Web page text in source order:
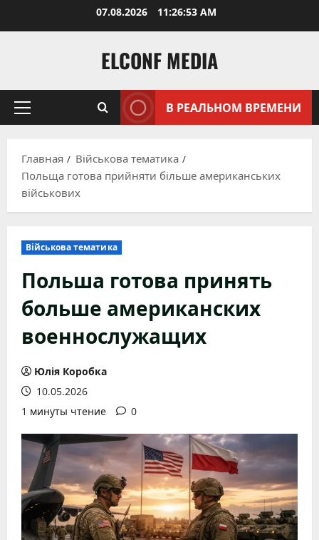
07.08.2026 11:26:54 AM
ELCONF MEDIA
Основное
В РЕАЛЬНОМ ВРЕМЕНИ
Главная
Військова тематика
Польща готова прийняти більше американських
військових
Військова тематика
Польша готова принять
больше американских
военнослужащих
Юлія Коробка
10.05.2026
1 минуты чтение
0